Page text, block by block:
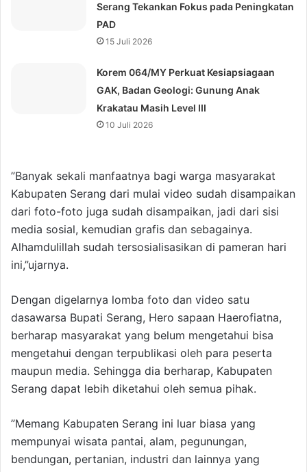
Serang Tekankan Fokus pada Peningkatan
PAD
15 Juli 2026
Korem 064/MY Perkuat Kesiapsiagaan
GAK, Badan Geologi: Gunung Anak
Krakatau Masih Level III
10 Juli 2026
”Banyak sekali manfaatnya bagi warga masyarakat
Kabupaten Serang dari mulai video sudah disampaikan
dari foto-foto juga sudah disampaikan, jadi dari sisi
media sosial, kemudian grafis dan sebagainya.
Alhamdulillah sudah tersosialisasikan di pameran hari
ini,”ujarnya.
Dengan digelarnya lomba foto dan video satu
dasawarsa Bupati Serang, Hero sapaan Haerofiatna,
berharap masyarakat yang belum mengetahui bisa
mengetahui dengan terpublikasi oleh para peserta
maupun media. Sehingga dia berharap, Kabupaten
Serang dapat lebih diketahui oleh semua pihak.
”Memang Kabupaten Serang ini luar biasa yang
mempunyai wisata pantai, alam, pegunungan,
bendungan, pertanian, industri dan lainnya yang